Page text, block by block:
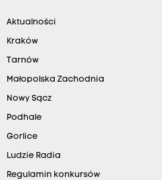
Aktualności
Kraków
Tarnów
Małopolska Zachodnia
Nowy Sącz
Podhale
Gorlice
Ludzie Radia
Regulamin konkursów